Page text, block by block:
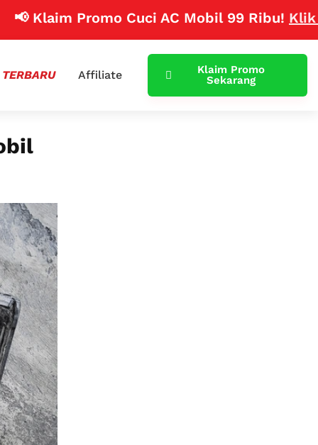
Promo Cuci AC Mobil 99 Ribu!Klik Disini
Affiliate
Klaim Promo
Sekarang